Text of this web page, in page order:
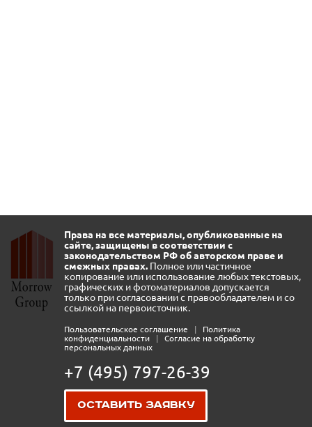
Права на все материалы, опубликованные на
сайте, защищены в соответствии с
законодательством РФ об авторском праве и
смежных правах. Полное или частичное
копирование или использование любых текстовых,
графических и фотоматериалов допускается
только при согласовании с правообладателем и со
ссылкой на первоисточник.
Пользовательское соглашение |
Политика
конфиденциальности
|
Согласие на обработку
персональных данных
+7 (495) 797-26-39
Оставить заявку